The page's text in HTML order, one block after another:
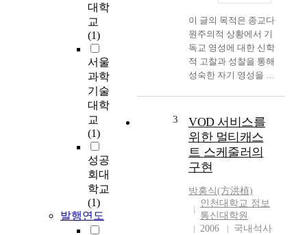
대학
교
(1)
서울
과학
기술
대학
교
(1)
성공
회대
학교
(1)
발행연도
이 글의 목적은 종교다
원주의적 상황에서 기
독교 영성에 대한 신학
적 고찰과 성찰을 통해
성숙한 자기 영성을 심
음과 같은 주요 내용을
다루었다. 먼저, 우리
가 처한 종교적 현실이
종교다원주의적 상황
이라는 것이다. 종교다
원주의에 대한 개념을
한 마디로 규정하기 어
렵지만, 일반적 의미에
서 “종교다원주의는
3
VOD 서비스를
위한 멀티캐스
트 스케줄러의
구현
방홍식(方洪植)
인천대학교 정보
통신대학원
2006
국내석사